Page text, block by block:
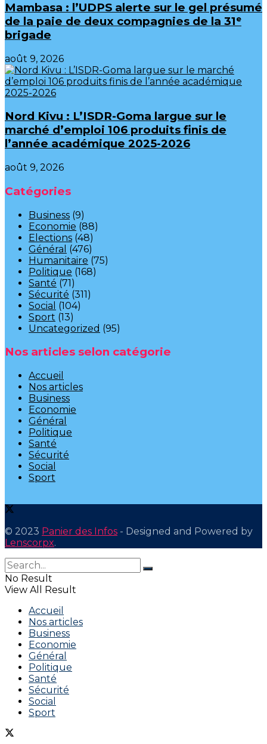
Mambasa : l’UDPS alerte sur le gel présumé
de la paie de deux compagnies de la 31ᵉ
brigade
août 9, 2026
Nord Kivu : L’ISDR-Goma largue sur le
marché d’emploi 106 produits finis de
l’année académique 2025-2026
août 9, 2026
Catégories
Business (9)
Economie (88)
Elections (48)
Général (476)
Humanitaire (75)
Politique (168)
Santé (71)
Sécurité (311)
Social (104)
Sport (13)
Uncategorized (95)
Nos articles selon catégorie
Accueil
Nos articles
Business
Economie
Général
Politique
Santé
Sécurité
Social
Sport
© 2023 Panier des Infos - Designed and Powered by
Lenscorpx.
No Result
View All Result
Accueil
Nos articles
Business
Economie
Général
Politique
Santé
Sécurité
Social
Sport